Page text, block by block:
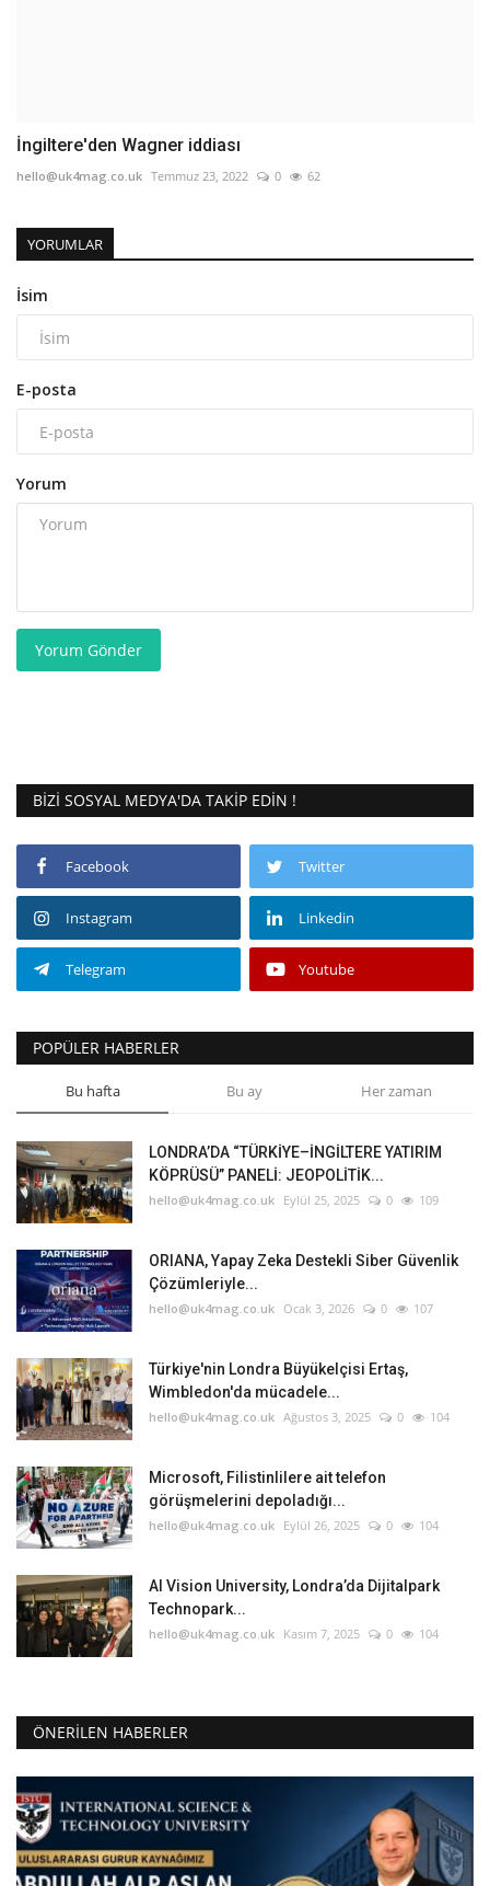
İngiltere'den Wagner iddiası
hello@uk4mag.co.uk Temmuz 23, 2022 0 62
YORUMLAR
İsim
E-posta
Yorum
Yorum Gönder
BIZI SOSYAL MEDYA'DA TAKIP EDIN !
Facebook Twitter
Instagram Linkedin
Telegram Youtube
POPÜLER HABERLER
Bu hafta Bu ay Her zaman
LONDRA’DA “TÜRKİYE–İNGİLTERE YATIRIM
KÖPRÜSÜ” PANELİ: JEOPOLİTİK...
hello@uk4mag.co.uk Eylül 25, 2025 0 109
ORIANA, Yapay Zeka Destekli Siber Güvenlik
Çözümleriyle...
hello@uk4mag.co.uk Ocak 3, 2026 0 107
Türkiye'nin Londra Büyükelçisi Ertaş,
Wimbledon'da mücadele...
hello@uk4mag.co.uk Ağustos 3, 2025 0 104
Microsoft, Filistinlilere ait telefon
görüşmelerini depoladığı...
hello@uk4mag.co.uk Eylül 26, 2025 0 104
AI Vision University, Londra’da Dijitalpark
Technopark...
hello@uk4mag.co.uk Kasım 7, 2025 0 104
ÖNERILEN HABERLER